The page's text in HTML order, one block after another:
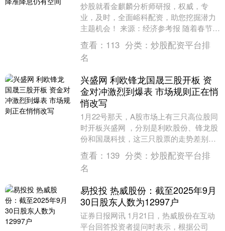
炒股就看金麒麟分析师研报，权威，专
业，及时，全面峪科配资，助您挖掘潜力
主题机会！ 来源：经济参考报 随着春节临
近，市场对流动性的关注度持续升温。1月
26日，央行....
查看： 113 分类： 炒股配资平台排
名
兴盛网 利欧锋龙国晟三股开板 资
金对冲激烈到爆表 市场规则正在悄
悄改写
1月22号那天，A股市场上有三只高位股同
时开板兴盛网 ，分别是利欧股份、锋龙股
份和国晟科技，这三只股票的走势差别很
大，一只从跌停拉回到红盘，一只开了两
次板还能封....
查看： 139 分类： 炒股配资平台排
名
易投投 热威股份：截至2025年9月
30日股东人数为12997户
证券日报网讯 1月21日，热威股份在互动
平台回答投资者提问时表示，根据公司